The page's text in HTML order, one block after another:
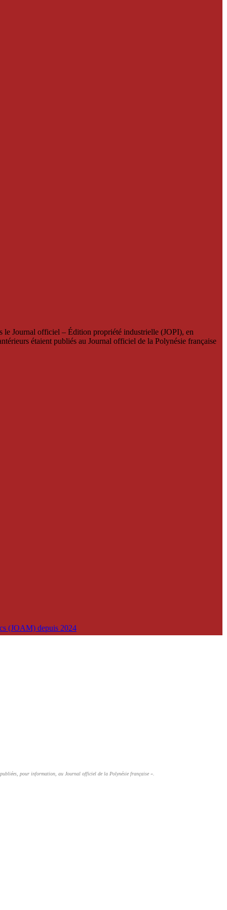
le Journal officiel – Édition propriété industrielle (JOPI), en
étaient publiés au Journal officiel de la Polynésie française
(JOAM) depuis 2024
pour information, au Journal officiel de la Polynésie française ».